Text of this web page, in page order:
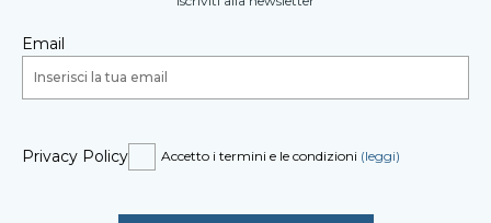
Email
Privacy Policy Accetto i termini e le condizioni (leggi)